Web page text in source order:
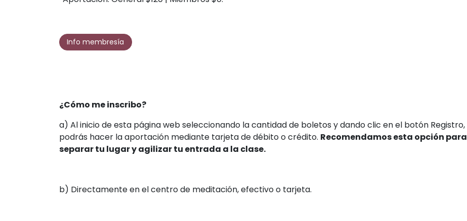
Info membresía
¿Cómo me inscribo?
a) Al inicio de esta página web seleccionando la cantidad de boletos y dando clic en el botón Registro,
podrás hacer la aportación mediante tarjeta de débito o crédito. Recomendamos esta opción para
separar tu lugar y agilizar tu entrada a la clase.
b) Directamente en el centro de meditación, efectivo o tarjeta.